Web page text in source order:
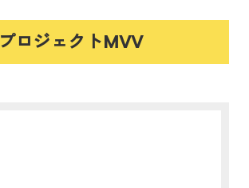
プロジェクトMVV